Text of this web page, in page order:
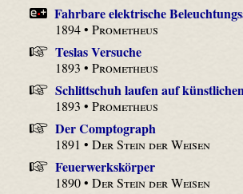
Fahrbare elektrische
1894 •Prometheus
Teslas Versuche
1893 •Prometheus
Schlittschuh laufen auf
1893 •Prometheus
Der Comptograph
1891 •Der Stein der Weisen
Feuerwerkskörper
1890 •Der Stein der Weisen